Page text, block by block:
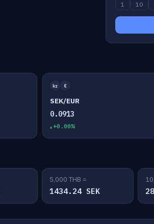
1 10
kr €
SEK/EUR
0.0913
+0.00%
5,000 THB =
1434.24 SEK